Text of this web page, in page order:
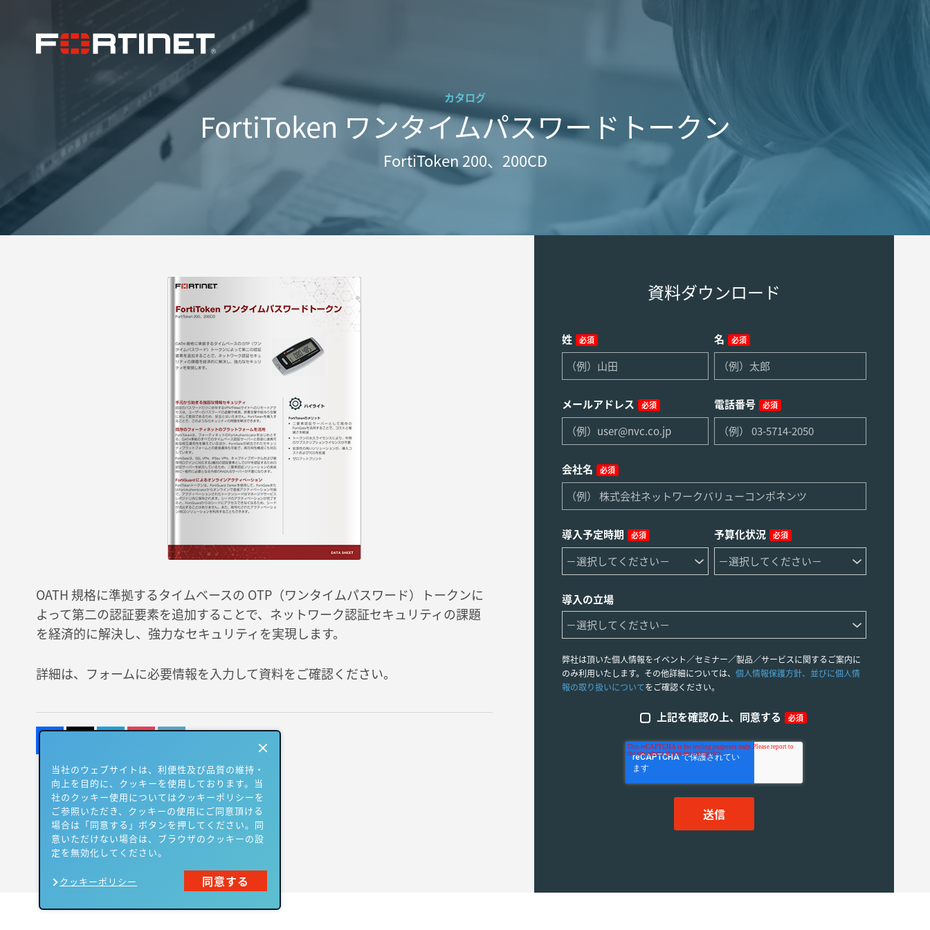
カタログ
FortiToken ワンタイムパスワードトークン
FortiToken 200、200CD
OATH 規格に準拠するタイムベースの OTP（ワンタイムパスワード）トークンに
よって第二の認証要素を追加することで、ネットワーク認証セキュリティの課題
を経済的に解決し、強力なセキュリティを実現します。
詳細は、フォームに必要情報を入力して資料をご確認ください。
資料ダウンロード
姓 必須 名 必須
メールアドレス 必須 電話番号 必須
会社名 必須
導入予定時期 必須 予算化状況 必須
導入の立場
弊社は頂いた個人情報をイベント／セミナー／製品／サービスに関するご案内に
のみ利用いたします。その他詳細については、 個人情報保護方針、並びに個人情
報の取り扱いについてをご確認ください。
上記を確認の上、同意する 必須
当社のウェブサイトは、利便性及び品質の維持・
向上を目的に、クッキーを使用しております。当
社のクッキー使用についてはクッキーポリシーを
ご参照いただき、クッキーの使用にご同意頂ける
場合は「同意する」ボタンを押してください。同
意いただけない場合は、ブラウザのクッキーの設
定を無効化してください。
クッキーポリシー 同意する